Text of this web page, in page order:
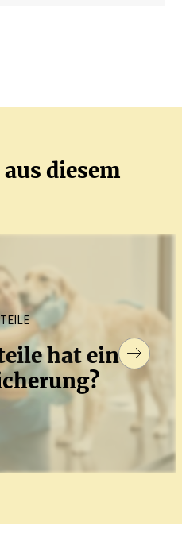
diesem
hat eine